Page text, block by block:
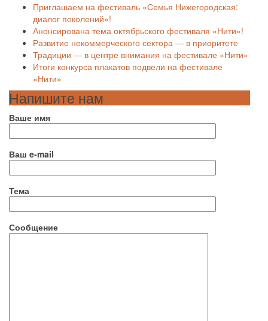
Приглашаем на фестиваль «Семья Нижегородская:
диалог поколений»!
Анонсирована тема октябрьского фестиваля «Нити»!
Развитие некоммерческого сектора — в приоритете
Традиции — в центре внимания на фестивале «Нити»
Итоги конкурса плакатов подвели на фестивале
«Нити»
Напишите нам
Ваше имя
Ваш e-mail
Тема
Сообщение